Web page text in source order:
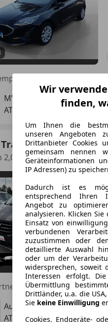
Isofix,
MVC MOTORS | Wien
AT-1110 Wien
Custom
2,0 TDCi L1H1 310 Sport
für Transporter bis 3,5
Auto-Center Rauscher OG
AT-2752 Wöllersdorf
Wir
finden,
Um Ihnen die
unseren Angeboten
Drittanbieter Cookies
gemeinsam nennen
Geräteinformationen
IP Adressen) zu
Dadurch ist es
entsprechend Ihren
Angebot zu
analysieren. Klicken
Einsatz von
verbundenen
zuzustimmen oder
detaillierte Auswahl
oder um der
widersprechen, soweit
Interessen erfolgt.
Übermittlung
Drittländer, u.a. die
Sie keine Einwilligung
Cookies, Endgeräte-